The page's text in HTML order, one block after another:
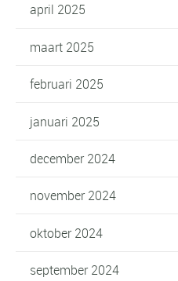
april 2025
maart 2025
februari 2025
januari 2025
december 2024
november 2024
oktober 2024
september 2024